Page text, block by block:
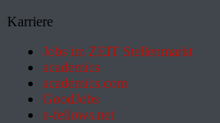
Karriere
Jobs im ZEIT Stellenmarkt
academics
academics.com
GoodJobs
e-fellows.net